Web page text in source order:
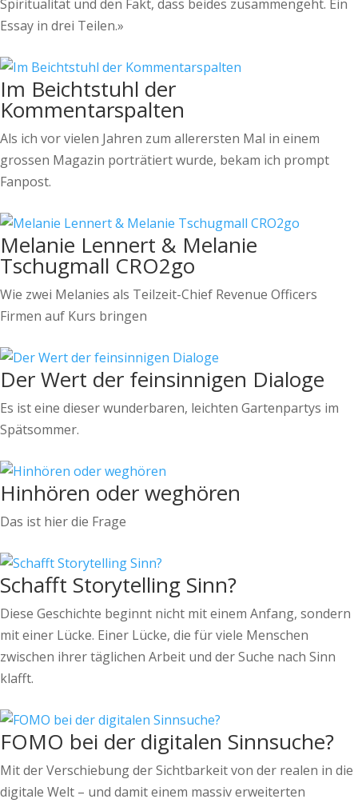
Spiritualität und den Fakt, dass beides zusammengeht. Ein
Essay in drei Teilen.»
Im Beichtstuhl der
Kommentarspalten
Als ich vor vielen Jahren zum allerersten Mal in einem
grossen Magazin porträtiert wurde, bekam ich prompt
Fanpost.
Melanie Lennert & Melanie
Tschugmall CRO2go
Wie zwei Melanies als Teilzeit-Chief Revenue Officers
Firmen auf Kurs bringen
Der Wert der feinsinnigen Dialoge
Es ist eine dieser wunderbaren, leichten Gartenpartys im
Spätsommer.
Hinhören oder weghören
Das ist hier die Frage
Schafft Storytelling Sinn?
Diese Geschichte beginnt nicht mit einem Anfang, sondern
mit einer Lücke. Einer Lücke, die für viele Menschen
zwischen ihrer täglichen Arbeit und der Suche nach Sinn
klafft.
FOMO bei der digitalen Sinnsuche?
Mit der Verschiebung der Sichtbarkeit von der realen in die
digitale Welt – und damit einem massiv erweiterten